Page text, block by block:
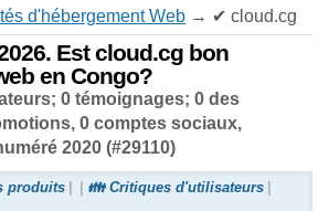
d'hébergement Web → ✔ cloud.cg
Est cloud.cg bon
en Congo?
0 témoignages; 0 des
0 comptes sociaux,
2020 (#29110)
produits
👪 Critiques d'utilisateurs